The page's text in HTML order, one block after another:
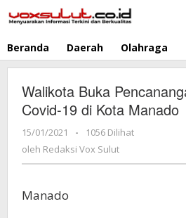
ke
Beranda Daerah Olahraga
Walikota Buka
Covid-19 di Kota Manado
15/01/2021
oleh
Redaksi
-
1056 Dilihat
oleh Redaksi Vox Sulut
Manado